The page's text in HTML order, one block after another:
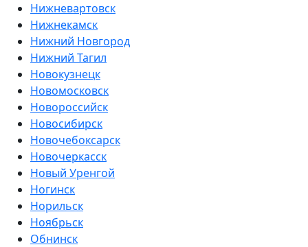
Нижневартовск
Нижнекамск
Нижний Новгород
Нижний Тагил
Новокузнецк
Новомосковск
Новороссийск
Новосибирск
Новочебоксарск
Новочеркасск
Новый Уренгой
Ногинск
Норильск
Ноябрьск
Обнинск